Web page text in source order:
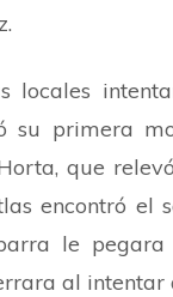
locales
su primera
que
encontró el
le
al intentar